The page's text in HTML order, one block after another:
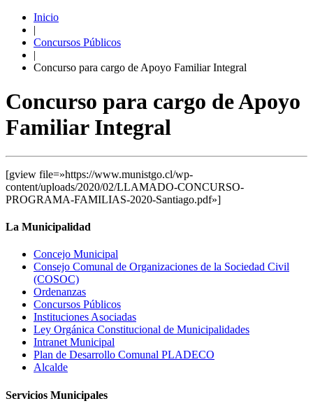
Inicio
|
Concursos Públicos
|
Concurso para cargo de Apoyo Familiar Integral
Concurso para cargo de Apoyo
Familiar Integral
[gview file=»https://www.munistgo.cl/wp-
content/uploads/2020/02/LLAMADO-CONCURSO-
PROGRAMA-FAMILIAS-2020-Santiago.pdf»]
La Municipalidad
Concejo Municipal
Consejo Comunal de Organizaciones de la Sociedad Civil
(COSOC)
Ordenanzas
Concursos Públicos
Instituciones Asociadas
Ley Orgánica Constitucional de Municipalidades
Intranet Municipal
Plan de Desarrollo Comunal PLADECO
Alcalde
Servicios Municipales